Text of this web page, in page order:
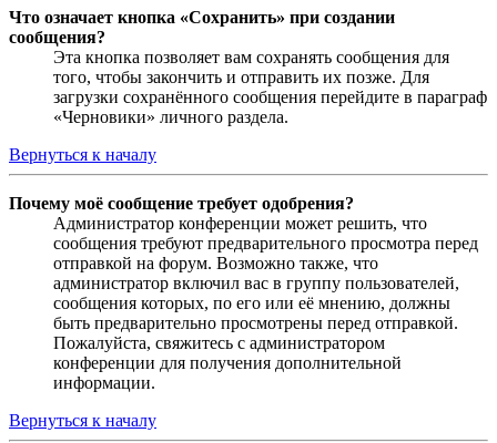
Что означает кнопка «Сохранить» при создании
сообщения?
Эта кнопка позволяет вам сохранять сообщения для
того, чтобы закончить и отправить их позже. Для
загрузки сохранённого сообщения перейдите в параграф
«Черновики» личного раздела.
Вернуться к началу
Почему моё сообщение требует одобрения?
Администратор конференции может решить, что
сообщения требуют предварительного просмотра перед
отправкой на форум. Возможно также, что
администратор включил вас в группу пользователей,
сообщения которых, по его или её мнению, должны
быть предварительно просмотрены перед отправкой.
Пожалуйста, свяжитесь с администратором
конференции для получения дополнительной
информации.
Вернуться к началу